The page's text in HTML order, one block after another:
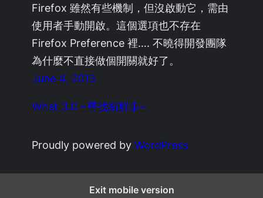
Firefox 雖然有些機制，但沒啟動它，需由
使用者手動開啟。這個選項也不存在
Firefox Preference 裡…. 不曉得開發團隊
為什麼不直接做個開關就好了。
June 4, 2013
What 3.0 ~尋找新鮮事~
Proudly powered byWordPress
Exit mobile version